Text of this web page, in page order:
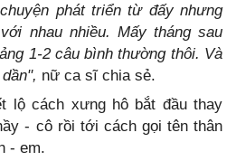
phát triển từ đấy nhưng
nhau nhiều. Mấy tháng sau
1-2 câu bình thường thôi. Và
nữ ca sĩ chia sẻ.
lộ cách xưng hô bắt đầu thay
- cô rồi tới cách gọi tên thân
- em.